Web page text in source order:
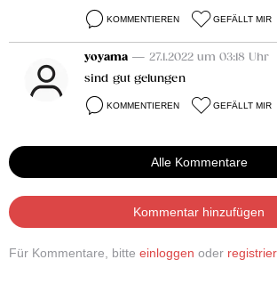
KOMMENTIEREN GEFÄLLT MIR
yoyama — 27.1.2022 um 03:18 Uhr
sind gut gelungen
KOMMENTIEREN GEFÄLLT MIR
Alle Kommentare
Kommentar hinzufügen
Für Kommentare, bitte einloggen oder